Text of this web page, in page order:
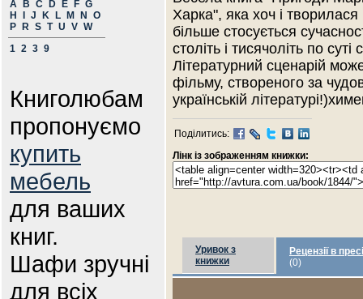
A
B C D E F G
H
J K L M N
O
P
R S T U V W
1 2 3 9
Книголюбам
пропонуємо
купить
мебель
для ваших
книг.
Шафи зручні
для всіх
Харка", яка хоч і творилася
більше стосується
століть і тисячоліть по
Літературний сценарій
фільму, створеного за
українській
Поділитись:
Лінк із зображенням книжки:
Уривок з
книжки
Рецензії в пресі
(0)